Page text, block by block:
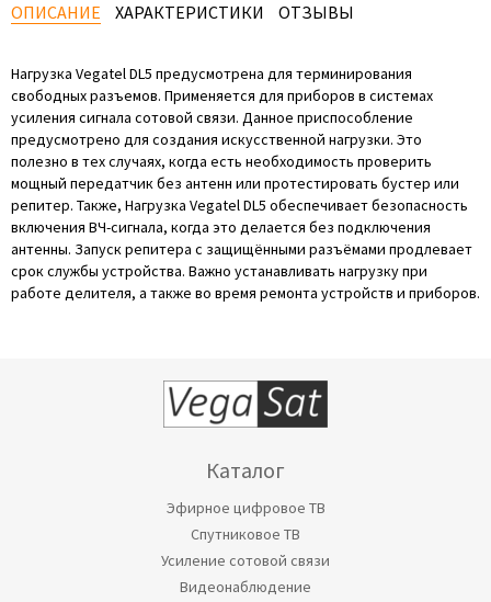
ОПИСАНИЕ ХАРАКТЕРИСТИКИ ОТЗЫВЫ
Нагрузка Vegatel DL5 предусмотрена для терминирования
свободных разъемов. Применяется для приборов в системах
усиления сигнала сотовой связи. Данное приспособление
предусмотрено для создания искусственной нагрузки. Это
полезно в тех случаях, когда есть необходимость проверить
мощный передатчик без антенн или протестировать бустер или
репитер. Также, Нагрузка Vegatel DL5 обеспечивает безопасность
включения ВЧ-сигнала, когда это делается без подключения
антенны. Запуск репитера с защищёнными разъёмами продлевает
срок службы устройства. Важно устанавливать нагрузку при
работе делителя, а также во время ремонта устройств и приборов.
Каталог
Эфирное цифровое ТВ
Спутниковое ТВ
Усиление сотовой связи
Видеонаблюдение